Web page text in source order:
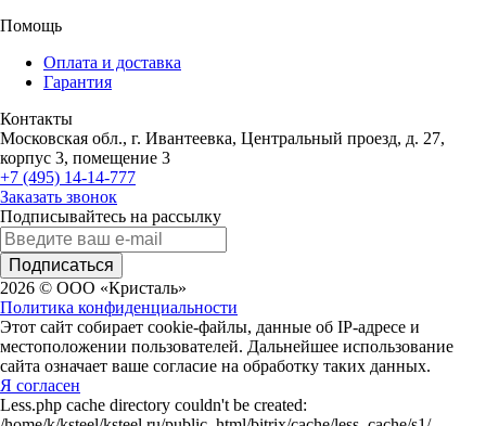
Помощь
Оплата и доставка
Гарантия
Контакты
Московская обл., г. Ивантеевка, Центральный проезд, д. 27,
корпус 3, помещение 3
+7 (495) 14-14-777
Заказать звонок
Подписывайтесь на рассылку
Подписаться
2026 © ООО «Кристаль»
Политика конфиденциальности
Этот сайт собирает cookie-файлы, данные об IP-адресе и
местоположении пользователей. Дальнейшее использование
сайта означает ваше согласие на обработку таких данных.
Я согласен
Less.php cache directory couldn't be created: